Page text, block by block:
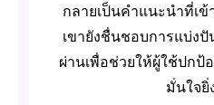
กลายเป็นคำแนะนำที่เข้
เขายังชื่นชอบการแบ่ง
ผ่านเพื่อช่วยให้ผู้ใช้ปก
มั่นใจยิ่